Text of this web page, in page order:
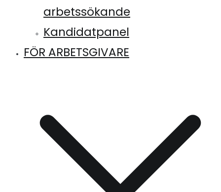
arbetssökande
Kandidatpanel
FÖR ARBETSGIVARE